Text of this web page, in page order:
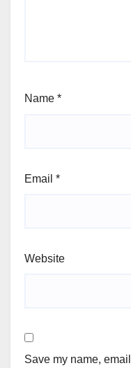
Name *
Email *
Website
Save my name,